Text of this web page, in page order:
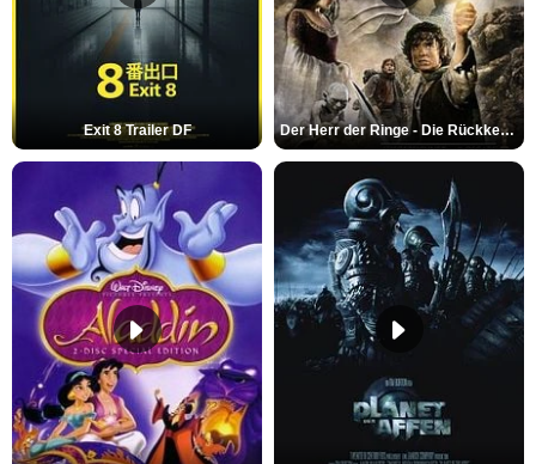
Exit 8 Trailer DF Der Herr der Ringe - Die Rückkehr des Königs Trailer OV